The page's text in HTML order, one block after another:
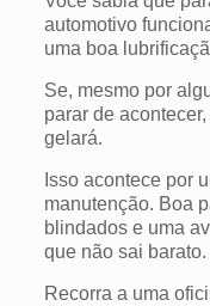
automotivo
uma boa
Se, mesmo por
parar de
gelará.
Isso acontece por
manutenção. Boa
blindados e uma
que não sai barato.
Recorra a uma